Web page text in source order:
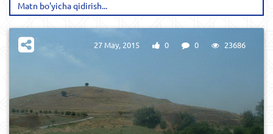
27 May, 2015 0 0 23686